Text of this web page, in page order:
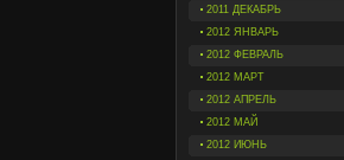
2011 ДЕКАБРЬ
2012 ЯНВАРЬ
2012 ФЕВРАЛЬ
2012 МАРТ
2012 АПРЕЛЬ
2012 МАЙ
2012 ИЮНЬ